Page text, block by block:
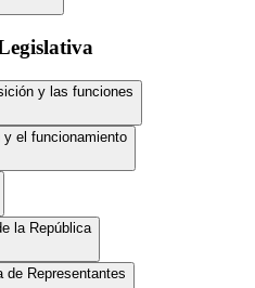
y las funciones
el funcionamiento
la República
de Representantes